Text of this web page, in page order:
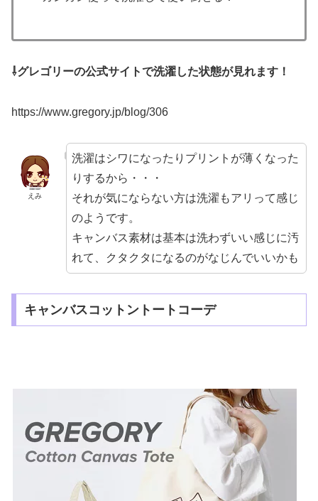
⇩グレゴリーの公式サイトで洗濯した状態が見れます！
https://www.gregory.jp/blog/306
えみ
洗濯はシワになったりプリントが薄くなった
りするから・・・
それが気にならない方は洗濯もアリって感じ
のようです。
キャンバス素材は基本は洗わずいい感じに汚
れて、クタクタになるのがなじんでいいかも
キャンバスコットントートコーデ